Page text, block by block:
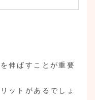
伸ばすことが重要
ットがあるでしょ